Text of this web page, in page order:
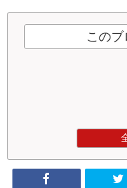
この